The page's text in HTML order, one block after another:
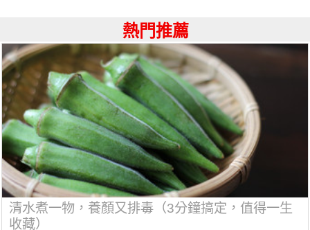
熱門推薦
清水煮一物，養顏又排毒（3分鐘搞定，值得一生
收藏）